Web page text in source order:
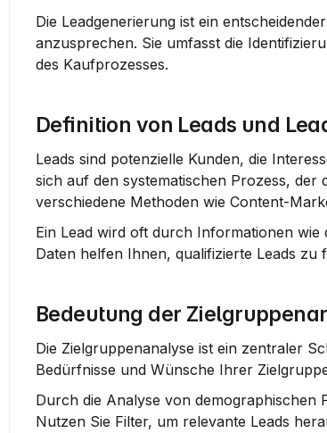
Die Leadgenerierung ist ein
anzusprechen. Sie umfasst die
des Kaufprozesses.
Definition von Leads und
Leads sind potenzielle Kunden, die
sich auf den systematischen Prozess,
verschiedene Methoden wie Content-
Ein Lead wird oft durch Informationen
Daten helfen Ihnen, qualifizierte Leads
Bedeutung der
Die Zielgruppenanalyse ist ein zentraler
Bedürfnisse und Wünsche Ihrer
Durch die Analyse von demographischen
Nutzen Sie Filter, um relevante Leads